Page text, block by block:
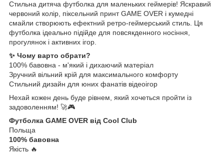
Стильна дитяча футболка для маленьких геймерів! Яскравий
червоний колір, піксельний принт GAME OVER і кумедні
смайли створюють ефектний ретро-геймерський стиль. Ця
футболка ідеально підійде для повсякденного носіння,
прогулянок і активних ігор.
✨ Чому варто обрати?
100% бавовна - м'який і дихаючий матеріал
Зручний вільний крій для максимального комфорту
Стильний дизайн для юних фанатів відеоігор
Нехай кожен день буде рівнем, який хочеться пройти із
задоволенням! 🚀🎮
Футболка GAME OVER від Cool Club
Польща
100% бавовна
Якість 🔥